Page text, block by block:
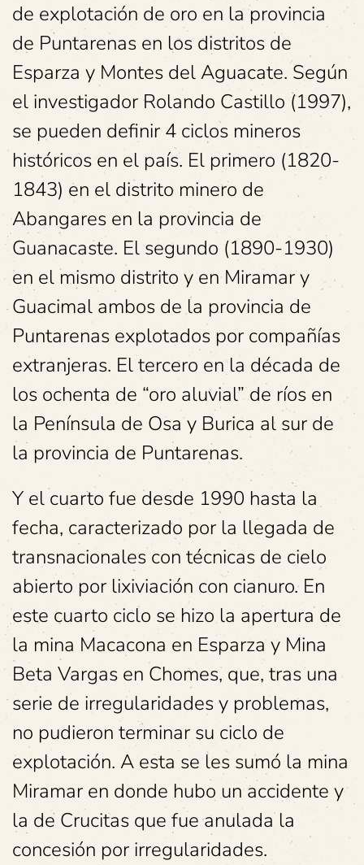
de explotación de oro en la provincia
de Puntarenas en los distritos de
Esparza y Montes del Aguacate. Según
el investigador Rolando Castillo (1997),
se pueden definir 4 ciclos mineros
históricos en el país. El primero (1820-
1843) en el distrito minero de
Abangares en la provincia de
Guanacaste. El segundo (1890-1930)
en el mismo distrito y en Miramar y
Guacimal ambos de la provincia de
Puntarenas explotados por compañías
extranjeras. El tercero en la década de
los ochenta de “oro aluvial” de ríos en
la Península de Osa y Burica al sur de
la provincia de Puntarenas.
Y el cuarto fue desde 1990 hasta la
fecha, caracterizado por la llegada de
transnacionales con técnicas de cielo
abierto por lixiviación con cianuro. En
este cuarto ciclo se hizo la apertura de
la mina Macacona en Esparza y Mina
Beta Vargas en Chomes, que, tras una
serie de irregularidades y problemas,
no pudieron terminar su ciclo de
explotación. A esta se les sumó la mina
Miramar en donde hubo un accidente y
la de Crucitas que fue anulada la
concesión por irregularidades.